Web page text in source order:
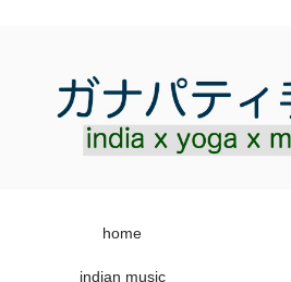
home
indian music